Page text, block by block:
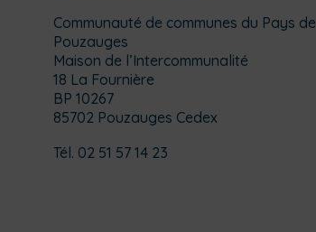
Communauté de communes du Pays de
Pouzauges
Maison de l’Intercommunalité
18 La Fournière
BP 10267
85702 Pouzauges Cedex
Tél. 02 51 57 14 23